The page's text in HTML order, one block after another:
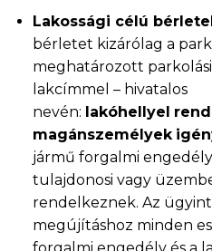
Lakossági célú
bérletet kizárólag a
meghatározott
lakcímmel – hivatalos
nevén: lakóhellyel
magánszemélyek
jármű forgalmi
tulajdonosi vagy
rendelkeznek. Az
megújításhoz minden